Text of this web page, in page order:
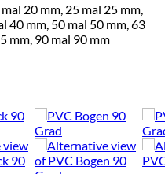
20 mm, 25 mal 25 mm,
40 mm, 50 mal 50 mm, 63
mm, 90 mal 90 mm